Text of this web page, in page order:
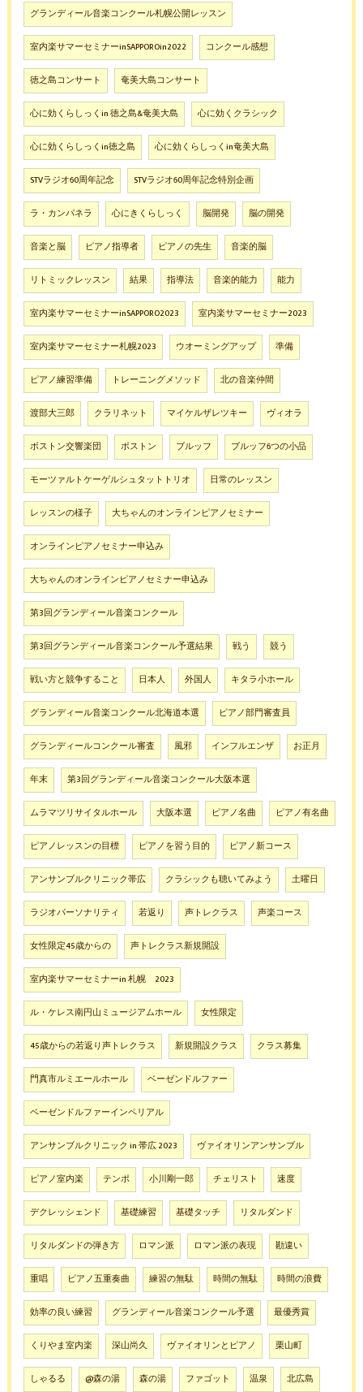
グランディール音楽コンクール札幌公開レッスン
室内楽サマーセミナーinSAPPOROin2022 コンクール感想
徳之島コンサート 奄美大島コンサート
心に効くらしっくin 徳之島&奄美大島 心に効くクラシック
心に効くらしっくin徳之島 心に効くらしっくin奄美大島
STVラジオ60周年記念 STVラジオ60周年記念特別企画
ラ・カンパネラ 心にきくらしっく 脳開発 脳の開発
音楽と脳 ピアノ指導者 ピアノの先生 音楽的脳
リトミックレッスン 結果 指導法 音楽的能力 能力
室内楽サマーセミナーinSAPPORO2023 室内楽サマーセミナー2023
室内楽サマーセミナー札幌2023 ウオーミングアップ 準備
ピアノ練習準備 トレーニングメソッド 北の音楽仲間
渡部大三郎 クラリネット マイケルザレツキー ヴィオラ
ボストン交響楽団 ボストン ブルッフ ブルッフ6つの小品
モーツァルトケーゲルシュタットトリオ 日常のレッスン
レッスンの様子 大ちゃんのオンラインピアノセミナー
オンラインピアノセミナー申込み
大ちゃんのオンラインピアノセミナー申込み
第3回グランディール音楽コンクール
第3回グランディール音楽コンクール予選結果 戦う 競う
戦い方と競争すること 日本人 外国人 キタラ小ホール
グランディール音楽コンクール北海道本選 ピアノ部門審査員
グランディールコンクール審査 風邪 インフルエンザ お正月
年末 第3回グランディール音楽コンクール大阪本選
ムラマツリサイタルホール 大阪本選 ピアノ名曲 ピアノ有名曲
ピアノレッスンの目標 ピアノを習う目的 ピアノ新コース
アンサンブルクリニック帯広 クラシックも聴いてみよう 土曜日
ラジオパーソナリティ 若返り 声トレクラス 声楽コース
女性限定45歳からの 声トレクラス新規開設
室内楽サマーセミナーin 札幌 2023
ル・ケレス南円山ミュージアムホール 女性限定
45歳からの若返り声トレクラス 新規開設クラス クラス募集
門真市ルミエールホール ベーゼンドルファー
ベーゼンドルファーインペリアル
アンサンブルクリニック in 帯広 2023 ヴァイオリンアンサンブル
ピアノ室内楽 テンポ 小川剛一郎 チェリスト 速度
デクレッシェンド 基礎練習 基礎タッチ リタルダンド
リタルダンドの弾き方 ロマン派 ロマン派の表現 勘違い
重唱 ピアノ五重奏曲 練習の無駄 時間の無駄 時間の浪費
効率の良い練習 グランディール音楽コンクール予選 最優秀賞
くりやま室内楽 深山尚久 ヴァイオリンとピアノ 栗山町
しゃるる @森の湯 森の湯 ファゴット 温泉 北広島